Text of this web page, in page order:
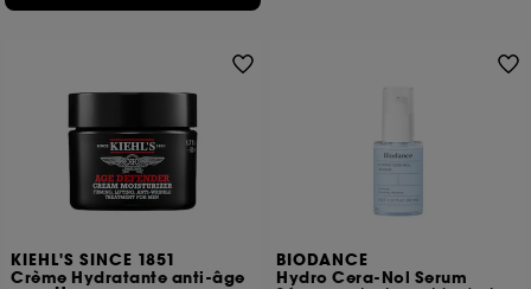
KIEHL'S SINCE 1851
Crème Hydratante anti-âge
BIODANCE
Hydro Cera-Nol Serum